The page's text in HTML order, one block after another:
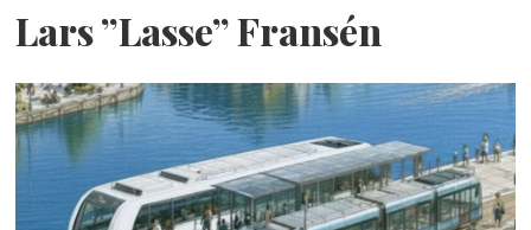
Lars ”Lasse” Fransén